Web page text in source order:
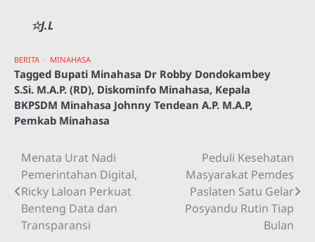
☆J.L
BERITA MINAHASA
Tagged Bupati Minahasa Dr Robby Dondokambey
S.Si. M.A.P. (RD), Diskominfo Minahasa, Kepala
BKPSDM Minahasa Johnny Tendean A.P. M.A.P,
Pemkab Minahasa
Navigasi
pos
Menata Urat Nadi
Pemerintahan Digital,
Ricky Laloan Perkuat
Benteng Data dan
Transparansi
Peduli Kesehatan
Masyarakat Pemdes
Paslaten Satu Gelar
Posyandu Rutin Tiap
Bulan